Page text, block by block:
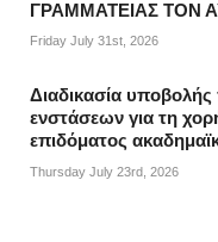
ΓΡΑΜΜΑΤΕΙΑΣ ΤΟΝ
Friday July 31st, 2026
Διαδικασία υποβολής
ενστάσεων για τη
επιδόματος
Thursday July 23rd, 2026